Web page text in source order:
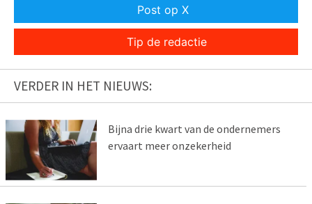
Post op X
Tip de redactie
VERDER IN HET NIEUWS:
Bijna drie kwart van de ondernemers
ervaart meer onzekerheid